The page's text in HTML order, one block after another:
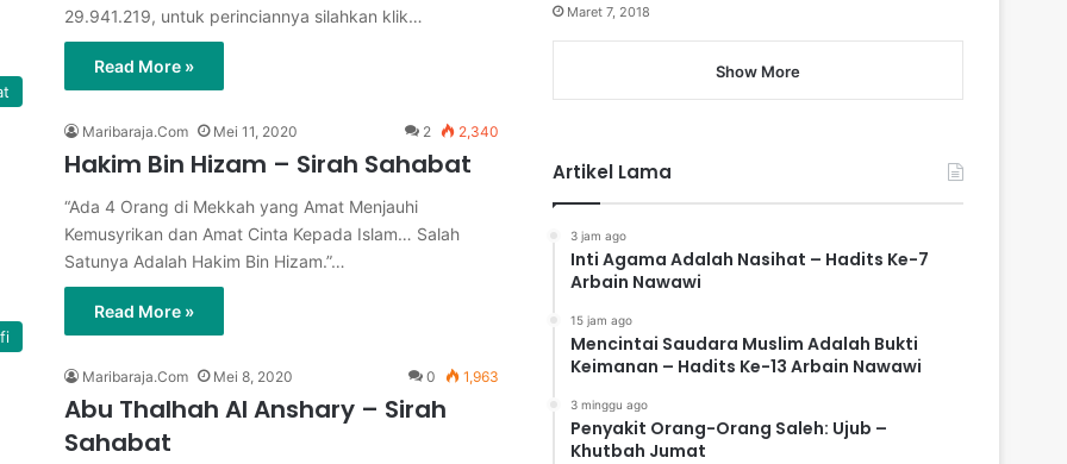
29.941.219, untuk perinciannya silahkan klik…
Read More »
Maribaraja.Com Mei 11, 2020 2 2,340
Hakim Bin Hizam – Sirah Sahabat
“Ada 4 Orang di Mekkah yang Amat Menjauhi
Kemusyrikan dan Amat Cinta Kepada Islam… Salah
Satunya Adalah Hakim Bin Hizam.”…
Read More »
Maribaraja.Com Mei 8, 2020 0 1,963
Abu Thalhah Al Anshary – Sirah
Sahabat
Maret 7, 2018
Show More
Artikel Lama
3 jam ago
Inti Agama Adalah Nasihat – Hadits Ke-7
Arbain Nawawi
15 jam ago
Mencintai Saudara Muslim Adalah Bukti
Keimanan – Hadits Ke-13 Arbain Nawawi
3 minggu ago
Penyakit Orang-Orang Saleh: Ujub –
Khutbah Jumat